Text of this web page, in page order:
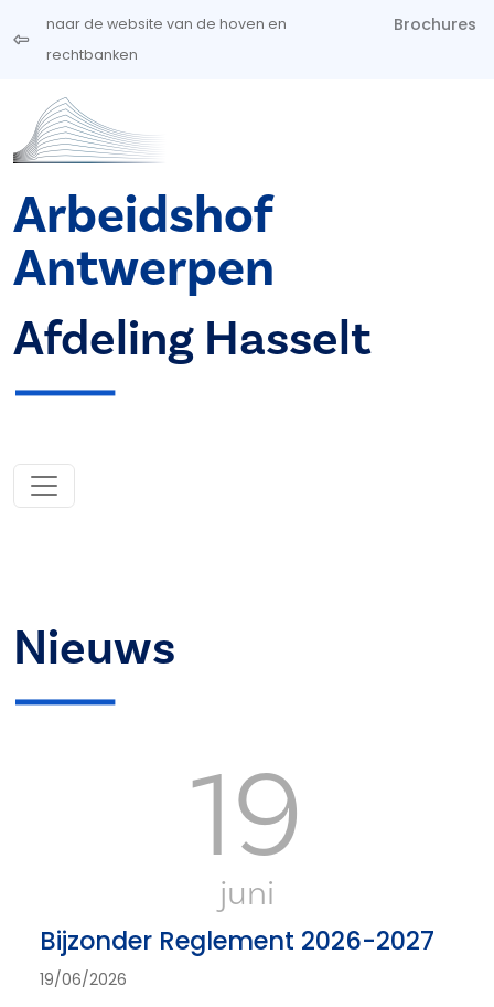
Overslaan en naar de inhoud gaan
naar de website van de hoven en
rechtbanken
Brochures
Arbeidshof
Antwerpen
Afdeling Hasselt
Nieuws
19
juni
Bijzonder Reglement 2026-2027
19/06/2026